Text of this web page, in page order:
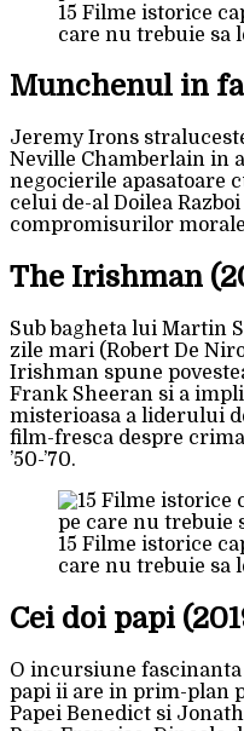
15 Filme istorice
care nu trebuie sa
Munchenul in
Jeremy Irons
Neville Chamberlain in
negocierile apasatoare
celui de-al Doilea
compromisurilor
The Irishman
Sub bagheta lui Martin
zile mari (Robert De
Irishman spune
Frank Sheeran si a
misterioasa a liderului
film-fresca despre
’50-’70.
15 Filme istorice
care nu trebuie sa
Cei doi papi
O incursiune
papi ii are in prim-plan
Papei Benedict si